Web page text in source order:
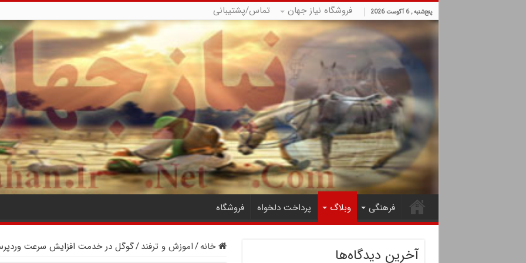
پنج‌شنبه , 6 آگوست 2026 فروشگاه نیاز جهان تماس/پشتیبانی
فرهنگی وبلاگ پرداخت دلخواه فروشگاه
خانه/اموزش و ترفند/گوگل در خدمت افزایش سرعت آخرین دیدگاه‌ها